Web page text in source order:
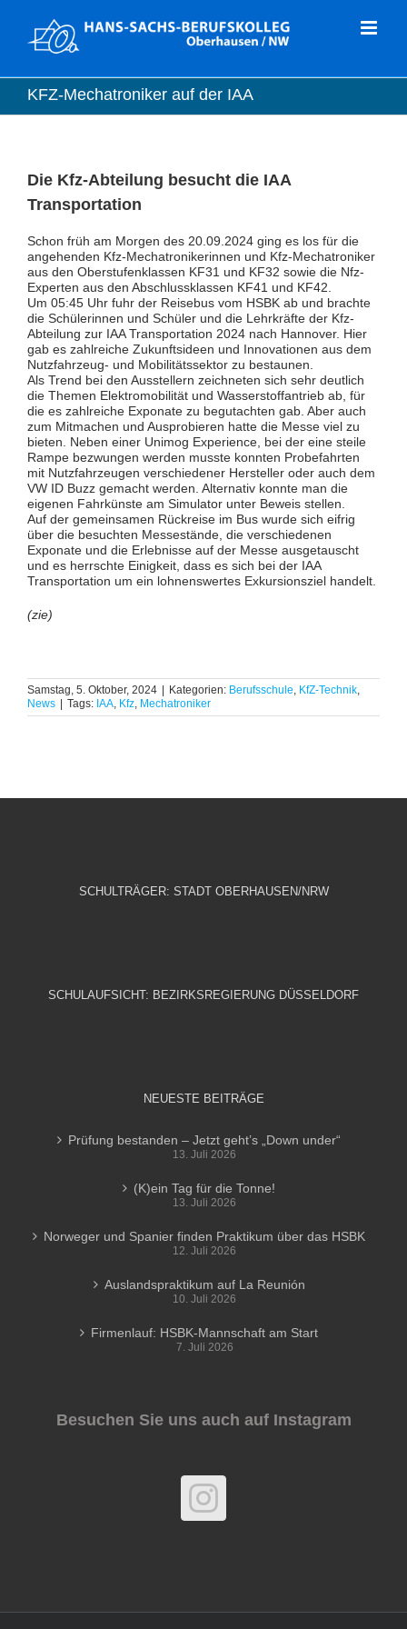
springen
KFZ-Mechatroniker auf der IAA
Die Kfz-Abteilung besucht die IAA
Transportation
Schon früh am Morgen des 20.09.2024 ging es los für die
angehenden Kfz-Mechatronikerinnen und Kfz-Mechatroniker
aus den Oberstufenklassen KF31 und KF32 sowie die Nfz-
Experten aus den Abschlussklassen KF41 und KF42.
Um 05:45 Uhr fuhr der Reisebus vom HSBK ab und brachte
die Schülerinnen und Schüler und die Lehrkräfte der Kfz-
Abteilung zur IAA Transportation 2024 nach Hannover. Hier
gab es zahlreiche Zukunftsideen und Innovationen aus dem
Nutzfahrzeug- und Mobilitätssektor zu bestaunen.
Als Trend bei den Ausstellern zeichneten sich sehr deutlich
die Themen Elektromobilität und Wasserstoffantrieb ab, für
die es zahlreiche Exponate zu begutachten gab. Aber auch
zum Mitmachen und Ausprobieren hatte die Messe viel zu
bieten. Neben einer Unimog Experience, bei der eine steile
Rampe bezwungen werden musste konnten Probefahrten
mit Nutzfahrzeugen verschiedener Hersteller oder auch dem
VW ID Buzz gemacht werden. Alternativ konnte man die
eigenen Fahrkünste am Simulator unter Beweis stellen.
Auf der gemeinsamen Rückreise im Bus wurde sich eifrig
über die besuchten Messestände, die verschiedenen
Exponate und die Erlebnisse auf der Messe ausgetauscht
und es herrschte Einigkeit, dass es sich bei der IAA
Transportation um ein lohnenswertes Exkursionsziel handelt.
(zie)
Samstag, 5. Oktober, 2024 | Kategorien: Berufsschule KfZ-Technik
News | Tags: IAA Kfz Mechatroniker
SCHULTRÄGER: STADT OBERHAUSEN/NRW
SCHULAUFSICHT: BEZIRKSREGIERUNG DÜSSELDORF
NEUESTE BEITRÄGE
Prüfung bestanden – Jetzt geht’s „Down under“
13. Juli 2026
(K)ein Tag für die Tonne!
13. Juli 2026
Norweger und Spanier finden Praktikum über das HSBK
12. Juli 2026
Auslandspraktikum auf La Reunión
10. Juli 2026
Firmenlauf: HSBK-Mannschaft am Start
7. Juli 2026
Besuchen Sie uns auch auf Instagram